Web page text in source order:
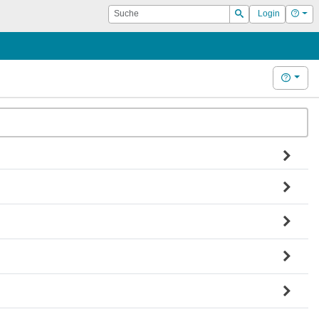
Suche
Suchen
Login Hilfe
Hilfe